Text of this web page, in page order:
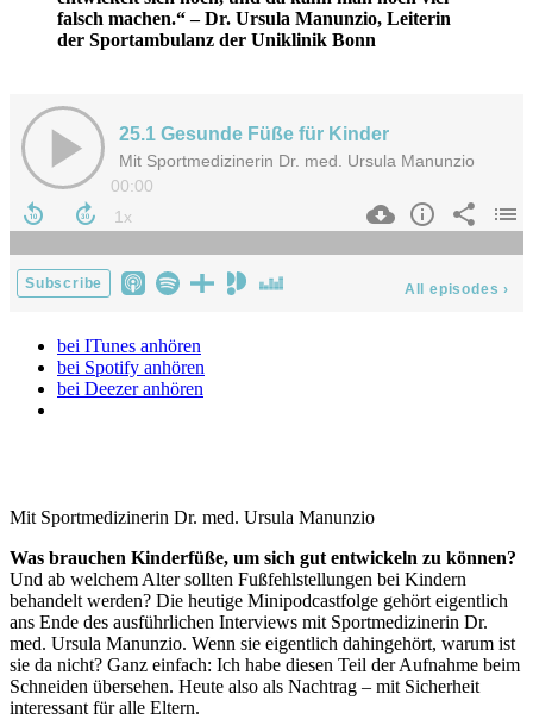
falsch machen.“ – Dr. Ursula Manunzio, Leiterin
der Sportambulanz der Uniklinik Bonn
bei ITunes anhören
bei Spotify anhören
bei Deezer anhören
Mit Sportmedizinerin Dr. med. Ursula Manunzio
Was brauchen Kinderfüße, um sich gut entwickeln zu können?
Und ab welchem Alter sollten Fußfehlstellungen bei Kindern
behandelt werden? Die heutige Minipodcastfolge gehört eigentlich
ans Ende des ausführlichen Interviews mit Sportmedizinerin Dr.
med. Ursula Manunzio. Wenn sie eigentlich dahingehört, warum ist
sie da nicht? Ganz einfach: Ich habe diesen Teil der Aufnahme beim
Schneiden übersehen. Heute also als Nachtrag – mit Sicherheit
interessant für alle Eltern.